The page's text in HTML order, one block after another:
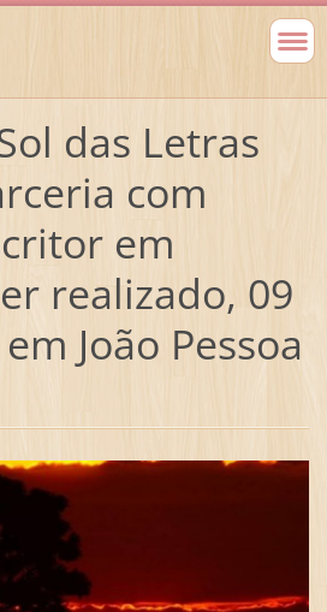
das Letras
com
em
realizado, 09
João Pessoa